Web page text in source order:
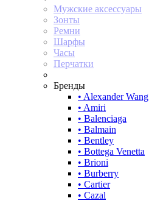
Мужские аксессуары
Зонты
Ремни
Шарфы
Часы
Перчатки
Бренды
• Alexander Wang
• Amiri
• Balenciaga
• Balmain
• Bentley
• Bottega Venetta
• Brioni
• Burberry
• Cartier
• Cazal